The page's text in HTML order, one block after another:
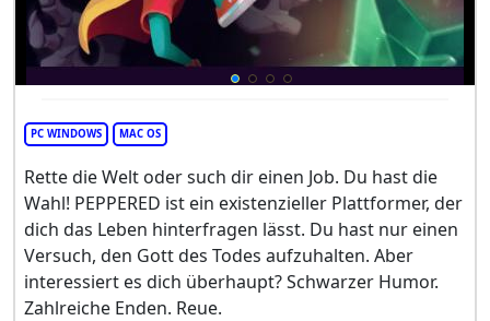
PC WINDOWS MAC OS
Rette die Welt oder such dir einen Job. Du hast die
Wahl! PEPPERED ist ein existenzieller Plattformer, der
dich das Leben hinterfragen lässt. Du hast nur einen
Versuch, den Gott des Todes aufzuhalten. Aber
interessiert es dich überhaupt? Schwarzer Humor.
Zahlreiche Enden. Reue.